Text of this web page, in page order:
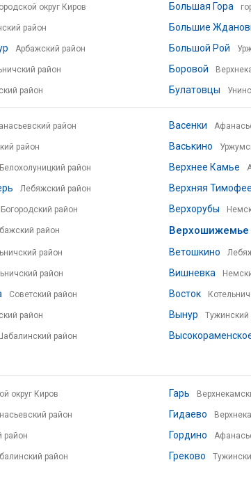
округ Киров Большая Гора
район Большие
Арбажский район Большой Рой
район Боровой
район Булатовцы
район Васенки
район Васькино
Белохолуницкий район Верхнее Камье
Лебяжский район Верхняя
Богородский район Верхорубы
район Верхошижемье
район Ветошкино
район Вишневка
Советский район Восток
район Вынур Тужинский
район
округ Киров Гарь
район Гидаево
район Гордино
район Греково